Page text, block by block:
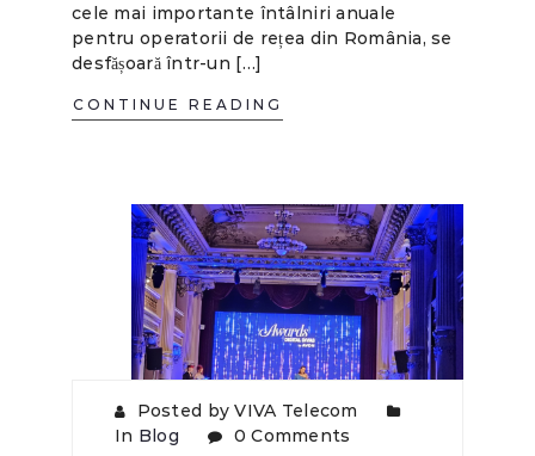
cele mai importante întâlniri anuale
pentru operatorii de rețea din România, se
desfășoară într-un […]
CONTINUE READING
Posted by VIVA Telecom
In Blog 0 Comments